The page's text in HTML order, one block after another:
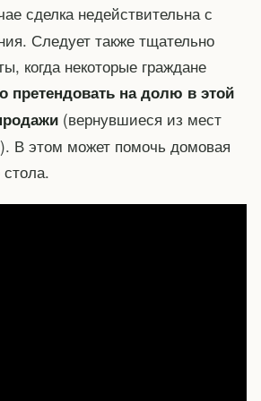
сделка недействительна с
Следует также тщательно
когда некоторые граждане
претендовать на долю в этой
(вернувшиеся из мест
В этом может помочь домовая
стола.